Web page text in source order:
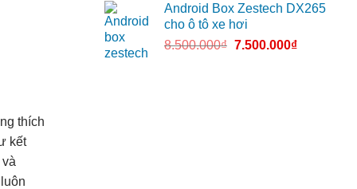
thích
kết
Android Box Zestech DX265
cho ô tô xe hơi
8.500.000₫ 7.500.000₫